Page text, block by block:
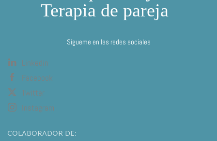
Sígueme en las redes sociales
Linkedin
Facebook
Twitter
Instagram
COLABORADOR DE: